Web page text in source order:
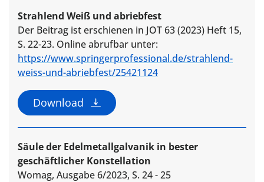
Strahlend Weiß und abriebfest
Der Beitrag ist erschienen in JOT 63 (2023) Heft 15,
S. 22-23. Online abrufbar unter:
https://www.springerprofessional.de/strahlend-
weiss-und-abriebfest/25421124
Download
Säule der Edelmetallgalvanik in bester
geschäftlicher Konstellation
Womag, Ausgabe 6/2023, S. 24 - 25